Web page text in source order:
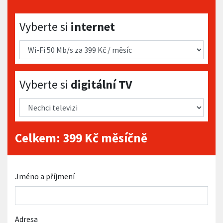
Vyberte si internet
Vyberte si internet
Vyberte si digitální TV
Vyberte si digitální TV
Celkem: 399 Kč měsíčně
Jméno a příjmení
Adresa